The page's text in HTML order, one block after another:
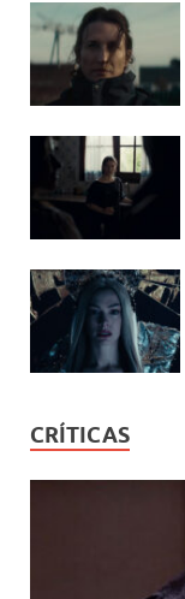
CRÍTICAS